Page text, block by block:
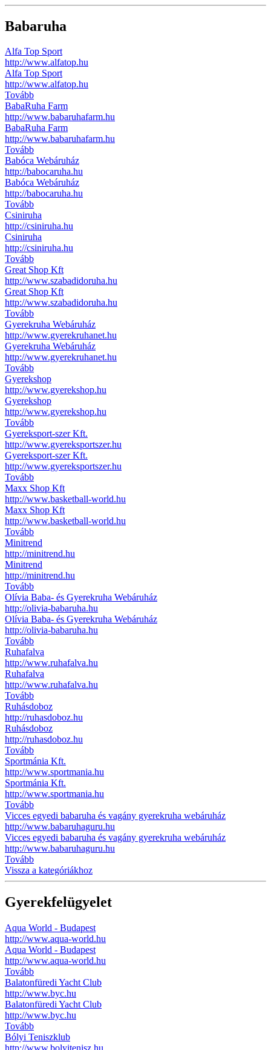
Babaruha
Alfa Top Sport
http://www.alfatop.hu
Alfa Top Sport
http://www.alfatop.hu
Tovább
BabaRuha Farm
http://www.babaruhafarm.hu
BabaRuha Farm
http://www.babaruhafarm.hu
Tovább
Babóca Webáruház
http://babocaruha.hu
Babóca Webáruház
http://babocaruha.hu
Tovább
Csiniruha
http://csiniruha.hu
Csiniruha
http://csiniruha.hu
Tovább
Great Shop Kft
http://www.szabadidoruha.hu
Great Shop Kft
http://www.szabadidoruha.hu
Tovább
Gyerekruha Webáruház
http://www.gyerekruhanet.hu
Gyerekruha Webáruház
http://www.gyerekruhanet.hu
Tovább
Gyerekshop
http://www.gyerekshop.hu
Gyerekshop
http://www.gyerekshop.hu
Tovább
Gyereksport-szer Kft.
http://www.gyereksportszer.hu
Gyereksport-szer Kft.
http://www.gyereksportszer.hu
Tovább
Maxx Shop Kft
http://www.basketball-world.hu
Maxx Shop Kft
http://www.basketball-world.hu
Tovább
Minitrend
http://minitrend.hu
Minitrend
http://minitrend.hu
Tovább
Olívia Baba- és Gyerekruha Webáruház
http://olivia-babaruha.hu
Olívia Baba- és Gyerekruha Webáruház
http://olivia-babaruha.hu
Tovább
Ruhafalva
http://www.ruhafalva.hu
Ruhafalva
http://www.ruhafalva.hu
Tovább
Ruhásdoboz
http://ruhasdoboz.hu
Ruhásdoboz
http://ruhasdoboz.hu
Tovább
Sportmánia Kft.
http://www.sportmania.hu
Sportmánia Kft.
http://www.sportmania.hu
Tovább
Vicces egyedi babaruha és vagány gyerekruha webáruház
http://www.babaruhaguru.hu
Vicces egyedi babaruha és vagány gyerekruha webáruház
http://www.babaruhaguru.hu
Tovább
Vissza a kategóriákhoz
Gyerekfelügyelet
Aqua World - Budapest
http://www.aqua-world.hu
Aqua World - Budapest
http://www.aqua-world.hu
Tovább
Balatonfüredi Yacht Club
http://www.byc.hu
Balatonfüredi Yacht Club
http://www.byc.hu
Tovább
Bólyi Teniszklub